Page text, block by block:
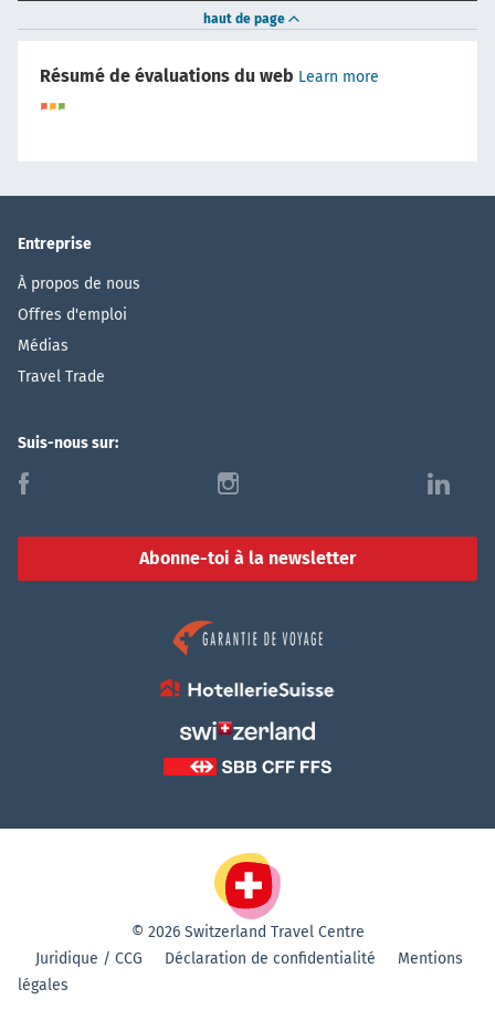
haut de page
Résumé de évaluations du web Learn more
Entreprise
À propos de nous
Offres d'emploi
Médias
Travel Trade
Suis-nous sur:
f i l
Abonne-toi à la newsletter
© 2026 Switzerland Travel Centre
Juridique / CCG
Déclaration de confidentialité
Mentions
légales